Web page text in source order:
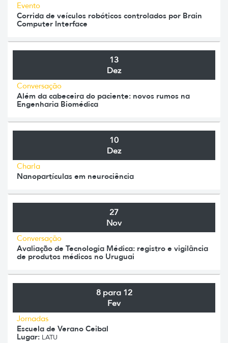
Evento
Corrida de veículos robóticos controlados por Brain
Computer Interface
13
Dez
Conversação
Além da cabeceira do paciente: novos rumos na
Engenharia Biomédica
10
Dez
Charla
Nanopartículas em neurociência
27
Nov
Conversação
Avaliação de Tecnologia Médica: registro e vigilância
de produtos médicos no Uruguai
8 para 12
Fev
Jornadas
Escuela de Verano Ceibal
Lugar: LATU